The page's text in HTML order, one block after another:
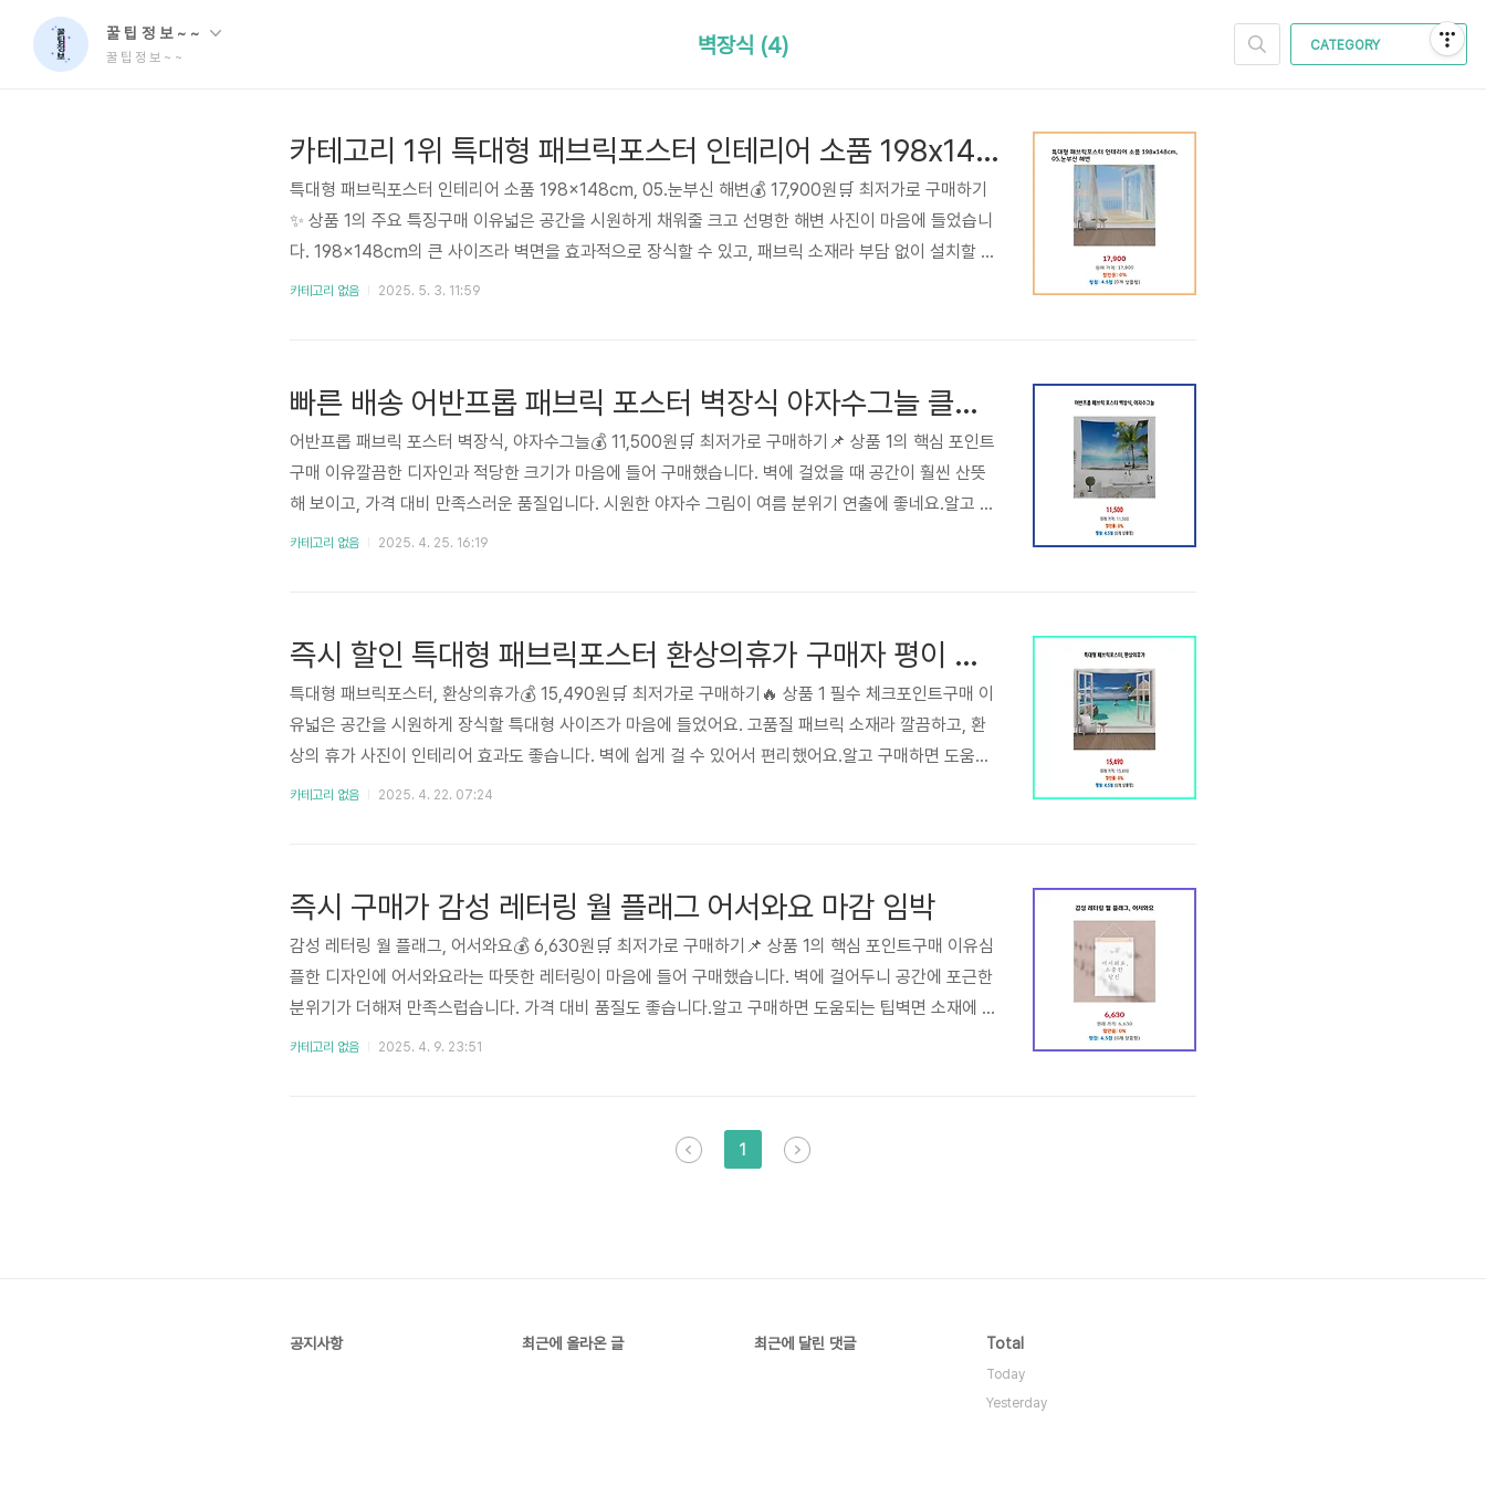
꿀 팁 정 보 ~ ~
꿀 팁 정 보 ~ ~
CATEGORY
벽장식 (4)
카테고리 1위 특대형 패브릭포스터 인테리어 소품 198x148cm 05.눈부신 해변 마감 임박
특대형 패브릭포스터 인테리어 소품 198x148cm, 05.눈부신 해변💰 17,900원🛒 최저가로 구매하기
✨ 상품 1의 주요 특징구매 이유넓은 공간을 시원하게 채워줄 크고 선명한 해변 사진이 마음에 들었습니
다. 198x148cm의 큰 사이즈라 벽면을 효과적으로 장식할 수 있고, 패브릭 소재라 부담 없이 설치할 수
있을 것 같아 구매했습니다.알고 구매하면 도움되는 팁벽면 크기를 꼭 확인하고 구매하세요. 벽걸이용
카테고리 없음 2025. 5. 3. 11:59
빠른 배송 어반프롭 패브릭 포스터 벽장식 야자수그늘 클릭 한 번으로 구매
어반프롭 패브릭 포스터 벽장식, 야자수그늘💰 11,500원🛒 최저가로 구매하기📌 상품 1의 핵심 포인트
구매 이유깔끔한 디자인과 적당한 크기가 마음에 들어 구매했습니다. 벽에 걸었을 때 공간이 훨씬 산뜻
해 보이고, 가격 대비 만족스러운 품질입니다. 시원한 야자수 그림이 여름 분위기 연출에 좋네요.알고 구
매하면 도움되는 팁벽면 소재와 포스터 재질을 고려하여 핀이나 테이프를 선택하세요. 벽에 직접 붙이기
가볍..
카테고리 없음 2025. 4. 25. 16:19
즉시 할인 특대형 패브릭포스터 환상의휴가 구매자 평이 좋은 상품
특대형 패브릭포스터, 환상의휴가💰 15,490원🛒 최저가로 구매하기🔥 상품 1 필수 체크포인트구매 이
유넓은 공간을 시원하게 장식할 특대형 사이즈가 마음에 들었어요. 고품질 패브릭 소재라 깔끔하고, 환
상의 휴가 사진이 인테리어 효과도 좋습니다. 벽에 쉽게 걸 수 있어서 편리했어요.알고 구매하면 도움되
는 팁벽면 크기를 먼저 측정하고, 포스터 크기와 비교하여 구매하세요. 벽걸이용 핀이나 테이프 준비 필
세탁은 ..
카테고리 없음 2025. 4. 22. 07:24
즉시 구매가 감성 레터링 월 플래그 어서와요 마감 임박
감성 레터링 월 플래그, 어서와요💰 6,630원🛒 최저가로 구매하기📌 상품 1의 핵심 포인트구매 이유심
플한 디자인에 어서와요라는 따뜻한 레터링이 마음에 들어 구매했습니다. 벽에 걸어두니 공간에 포근한
분위기가 더해져 만족스럽습니다. 가격 대비 품질도 좋습니다.알고 구매하면 도움되는 팁벽면 소재에 맞
는 핀이나 테이프를 사용하세요. 플래그 크기를 미리 확인하여 적절한 위치에 설치하세요.🔍 현재가격
므로 욕실 등 습한 곳은 피하는 것이 좋습니다.자주 묻는 질문◆ 플래그 재질은 무엇인가요?얇고 부드러
카테고리 없음 2025. 4. 9. 23:51
1
공지사항 최근에 올라온 글 최근에 달린 댓글 Total
Today
Yesterday